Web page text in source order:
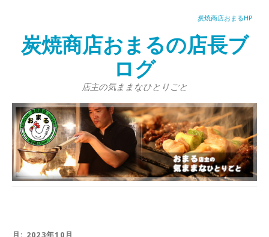
炭焼商店おまるHP
炭焼商店おまるの店長ブ
ログ
店主の気ままなひとりごと
月: 2023年10月